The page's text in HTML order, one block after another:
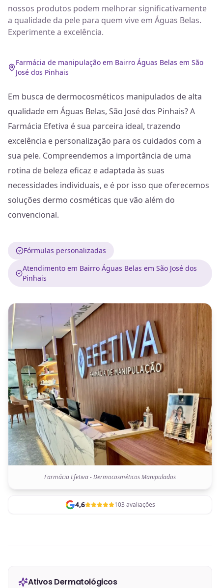
nossos produtos podem melhorar significativamente
a qualidade da pele para quem vive em Águas Belas.
Experimente a excelência.
Farmácia de manipulação em Bairro Águas Belas em São
José dos Pinhais
Em busca de dermocosméticos manipulados de alta
qualidade em Águas Belas, São José dos Pinhais? A
Farmácia Efetiva é sua parceira ideal, trazendo
excelência e personalização para os cuidados com a
sua pele. Compreendemos a importância de uma
rotina de beleza eficaz e adaptada às suas
necessidades individuais, e é por isso que oferecemos
soluções dermo cosméticas que vão além do
convencional.
Fórmulas personalizadas
Atendimento em Bairro Águas Belas em São José dos
Pinhais
Farmácia Efetiva - Dermocosméticos Manipulados
4,6 103 avaliações
Ativos Dermatológicos